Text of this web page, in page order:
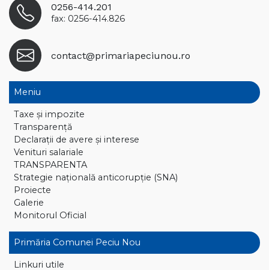
0256-414.201
fax: 0256-414.826
contact@primariapeciunou.ro
Meniu
Taxe și impozite
Transparență
Declaraţii de avere și interese
Venituri salariale
TRANSPARENTA
Strategie națională anticorupție (SNA)
Proiecte
Galerie
Monitorul Oficial
Primăria Comunei Peciu Nou
Linkuri utile